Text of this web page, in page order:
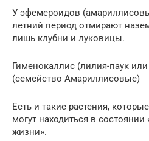
У эфемероидов
летний период отмирают
лишь клубни и луковицы.
Гименокаллис (лилия-паук
(семейство Амариллисовые)
Есть и такие растения,
могут находиться в
жизни».